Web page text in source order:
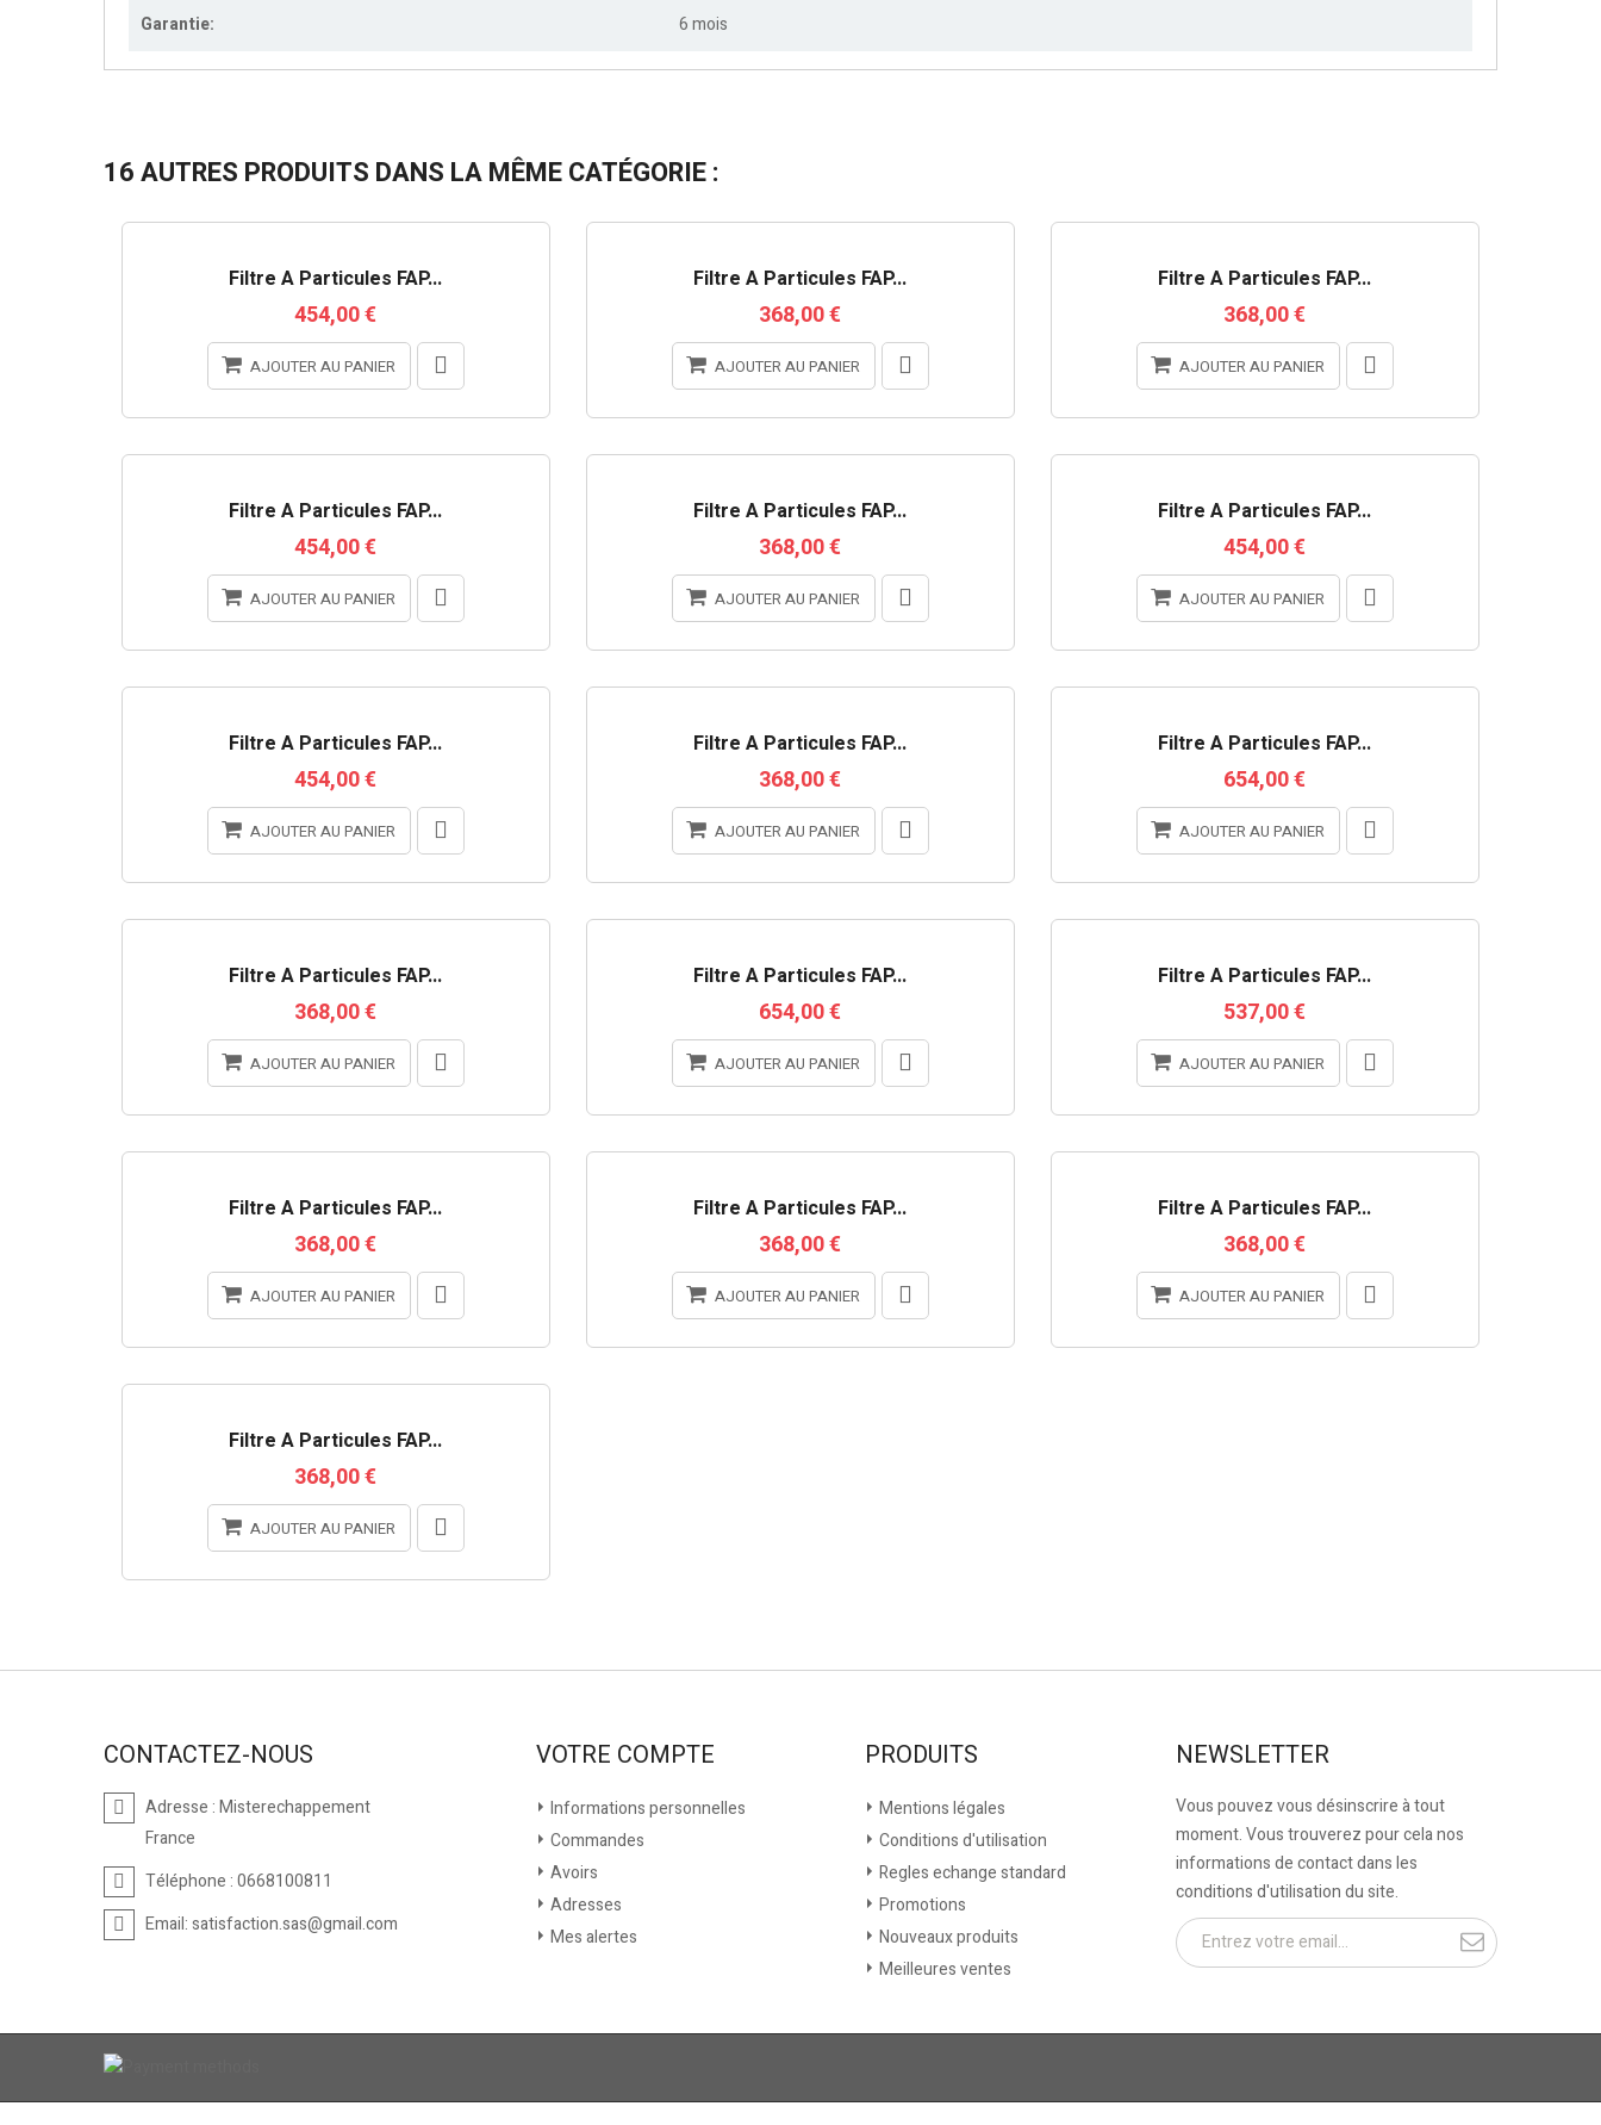
Garantie: 6 mois
16 AUTRES PRODUITS DANS LA MÊME CATÉGORIE :
Filtre À Particules FAP...
454,00 €
AJOUTER AU PANIER
Filtre À Particules FAP...
368,00 €
AJOUTER AU PANIER
Filtre À Particules FAP...
368,00 €
AJOUTER AU PANIER
Filtre À Particules FAP...
454,00 €
AJOUTER AU PANIER
Filtre À Particules FAP...
368,00 €
AJOUTER AU PANIER
Filtre À Particules FAP...
454,00 €
AJOUTER AU PANIER
Filtre À Particules FAP...
454,00 €
AJOUTER AU PANIER
Filtre À Particules FAP...
368,00 €
AJOUTER AU PANIER
Filtre À Particules FAP...
654,00 €
AJOUTER AU PANIER
Filtre À Particules FAP...
368,00 €
AJOUTER AU PANIER
Filtre À Particules FAP...
654,00 €
AJOUTER AU PANIER
Filtre À Particules FAP...
537,00 €
AJOUTER AU PANIER
Filtre À Particules FAP...
368,00 €
AJOUTER AU PANIER
Filtre À Particules FAP...
368,00 €
AJOUTER AU PANIER
Filtre À Particules FAP...
368,00 €
AJOUTER AU PANIER
Filtre À Particules FAP...
368,00 €
AJOUTER AU PANIER
CONTACTEZ-NOUS
Adresse :Misterechappement
France
Téléphone :0668100811
Email:satisfaction.sas@gmail.com
VOTRE COMPTE
Informations personnelles
Commandes
Avoirs
Adresses
Mes alertes
PRODUITS
Mentions légales
Conditions d'utilisation
Regles echange standard
Promotions
Nouveaux produits
Meilleures ventes
NEWSLETTER
Vous pouvez vous désinscrire à tout
moment. Vous trouverez pour cela nos
informations de contact dans les
conditions d'utilisation du site.